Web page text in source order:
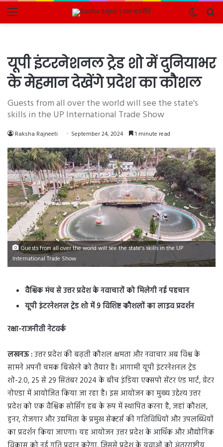
Menu
Switch
skin
यूपी इंटरनेशनल ट्रेड शो में दुनियाभर
के मेहमान देखेंगे प्रदेश का कौशल
Guests from all over the world will see the state's
skills in the UP International Trade Show
Raksha Rajneeti September 24, 2024 1 minute read
Guests from all over the world will see the state's skills in the UP
International Trade Show
वैश्विक मंच से उत्तर प्रदेश के नवाचारों को मिलेगी नई पहचान
यूपी इंटरनेशनल ट्रेड शो में 9 विशिष्ट कौशलों का लाइव प्रदर्शन
रक्षा-राजनीती नेटवर्क
लखनऊ :उत्तर प्रदेश की बढ़ती कौशल क्षमता और नवाचार अब विश्व के
सामने अपनी चमक बिखेरने को तैयार हैं। आगामी यूपी इंटरनेशनल ट्रेड
शो-2.0, 25 से 29 सितंबर 2024 के बीच इंडिया एक्सपो सेंटर एंड मार्ट, ग्रेटर
नोएडा में आयोजित किया जा रहा है। इस आयोजन का मुख्य उद्देश्य उत्तर
प्रदेश को एक वैश्विक सोर्सिंग हब के रूप में स्थापित करना है, जहां कौशल,
हुनर, रोजगार और उद्यमिता के प्रमुख सेक्टर्स की गतिविधियों और उपलब्धियों
का प्रदर्शन किया जाएगा। यह आयोजन उत्तर प्रदेश के आर्थिक और औद्योगिक